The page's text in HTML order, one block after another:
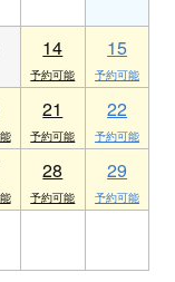
14 15
21 22
28 29